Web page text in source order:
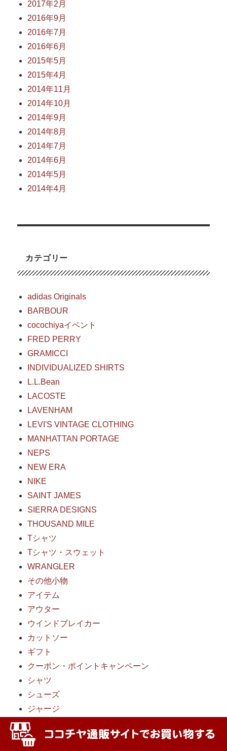
2017年2月
2016年9月
2016年7月
2016年6月
2015年5月
2015年4月
2014年11月
2014年10月
2014年9月
2014年8月
2014年7月
2014年6月
2014年5月
2014年4月
カテゴリー
adidas Originals
BARBOUR
cocochiyaイベント
FRED PERRY
GRAMICCI
INDIVIDUALIZED SHIRTS
L.L.Bean
LACOSTE
LAVENHAM
LEVI'S VINTAGE CLOTHING
MANHATTAN PORTAGE
NEPS
NEW ERA
NIKE
SAINT JAMES
SIERRA DESIGNS
THOUSAND MILE
Tシャツ
Tシャツ・スウェット
WRANGLER
その他小物
アイテム
アウター
ウインドブレイカー
カットソー
ギフト
クーポン・ポイントキャンペーン
シャツ
シューズ
ジャージ
ジーンズ
スウェット